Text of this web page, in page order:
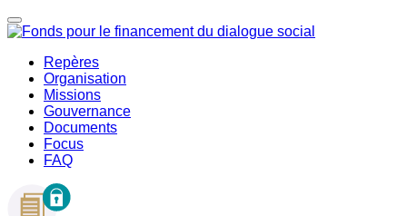
Repères
Organisation
Missions
Gouvernance
Documents
Focus
FAQ